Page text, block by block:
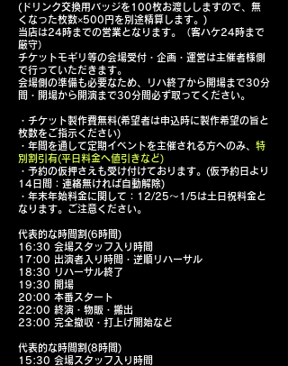
(ドリンク交換用バッジを100枚お渡ししますので、無
くなった枚数×500円を別途精算します。)
当店は24時までの営業となります。（客ハケ24時まで
厳守）
チケットモギリ等の会場受付・企画・運営は主催者様側
で行っていただきます。
会場側の準備も必要なため、​リハ終了から開場まで30分
間・開場から開演まで30分間必ず取ってください。
・チケット製作費無料(希望者は申込時に製作希望の旨と
枚数をご指示ください)
・年間を通して定期イベントを主催される方へのみ、 特
別割引有(平日料金へ値引きなど)
・予約の仮押さえも受け付けております。(仮予約日より
14日間：連絡無ければ自動解除)
・年末年始料金に関して：12/25～1/5は土日祝料金と
なります。ご注意ください。
代表的な時間割(6時間)
16:30 会場スタッフ入り時間
17:00 出演者入り時間・逆順リハーサル
18:30 リハーサル終了
19:30 開場
20:00 本番スタート
22:00 終演・物販・搬出
23:00 完全撤収・打上げ開始など
代表的な時間割(8時間)
15:30 会場スタッフ入り時間